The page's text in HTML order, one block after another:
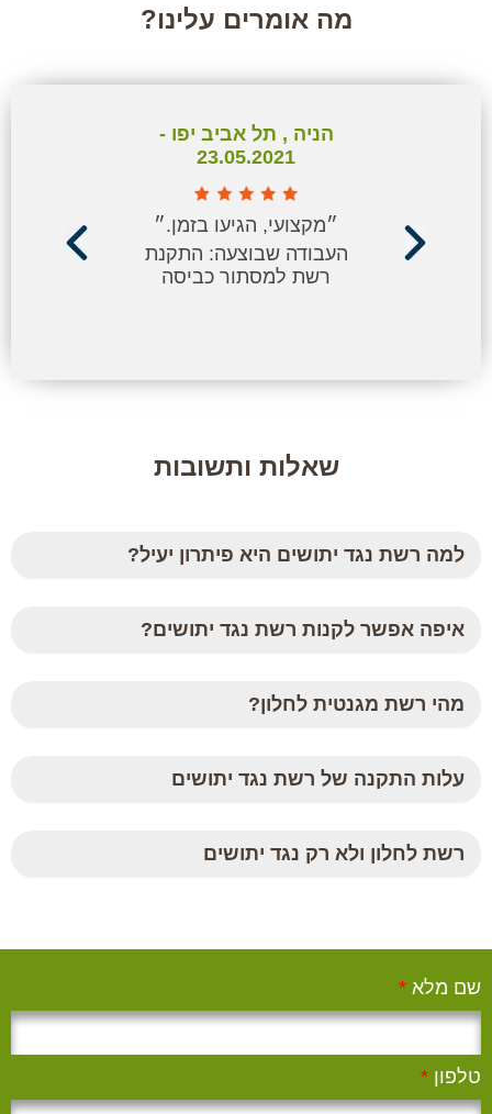
מה אומרים עלינו?
הניה , תל אביב יפו -
23.05.2021
״מקצועי, הגיעו בזמן.״
העבודה שבוצעה: התקנת
רשת למסתור כביסה
שאלות ותשובות
למה רשת נגד יתושים היא פיתרון יעיל?
איפה אפשר לקנות רשת נגד יתושים?
מהי רשת מגנטית לחלון?
עלות התקנה של רשת נגד יתושים
רשת לחלון ולא רק נגד יתושים
שם מלא *
טלפון *